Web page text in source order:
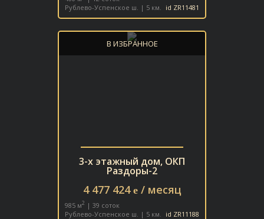
Рублево-Успенское ш. | 5 км.
id ZR11481
3-х этажный дом, ОКП
Раздоры-2
4 477 424 e/ месяц
985 м2 | 39 соток
Рублево-Успенское ш. | 5 км.
id ZR11188
В ИЗБРАННОЕ